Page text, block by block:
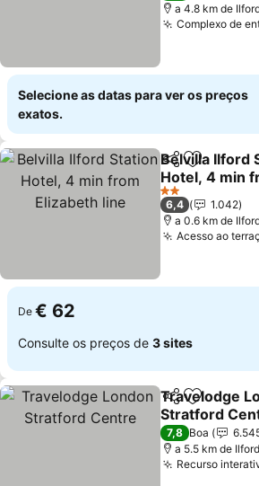
a 4.8 km de
Complexo de
Selecione as datas para ver os preços
exatos.
PartilharAdicionar
Belvilla Ilford
Hotel, 4 min
Elizabeth line
Ver preços
2 Estrelas
6,4
1.042
a 0.6 km de
Acesso ao
De € 62
Consulte os preços de 3 sites
PartilharAdicionar
Travelodge
Stratford
Ver preços
7,8 Boa
a 5.5 km de Ilford
Recurso